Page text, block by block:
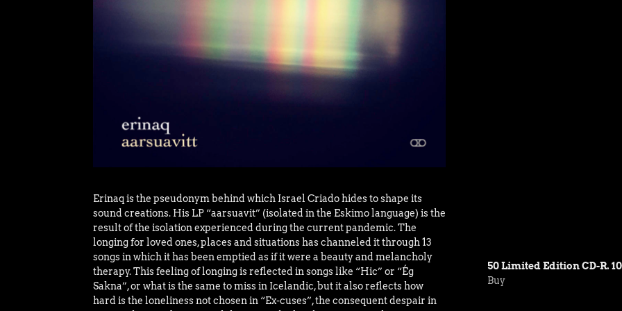
Erinaq is the pseudonym behind which Israel Criado hides to shape its
sound creations. His LP “aarsuavit” (isolated in the Eskimo language) is the
result of the isolation experienced during the current pandemic. The
longing for loved ones, places and situations has channeled it through 13
songs in which it has been emptied as if it were a beauty and melancholy
therapy. This feeling of longing is reflected in songs like “Hic” or “Ég
Sakna”, or what is the same to miss in Icelandic, but it also reflects how
hard is the loneliness not chosen in “Ex-cuses”, the consequent despair in
50 Limited Edition CD-R.
Buy